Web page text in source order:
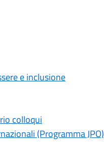
e inclusione
colloqui
(Programma JPO)